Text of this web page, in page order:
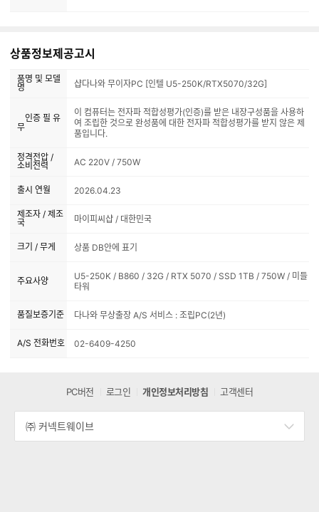
상품정보제공고시
품명 및 모델
명
샵다나와 무이자PC [인텔 U5-250K/RTX5070/32G]
인증 필 유
무
이 컴퓨터는 전자파 적합성평가(인증)를 받은 내장구성품을 사용하
여 조립한 것으로 완성품에 대한 전자파 적합성평가를 받지 않은 제
품입니다.
정격전압 /
소비전력
AC 220V / 750W
출시 연월 2026.04.23
제조자 / 제조
국
마이피씨샵 / 대한민국
크기 / 무게 상품 DB안에 표기
주요사양
U5-250K / B860 / 32G / RTX 5070 / SSD 1TB / 750W / 미들
타워
품질보증기준 다나와 무상출장 A/S 서비스 : 조립PC(2년)
A/S 전화번호 02-6409-4250
PC버전 로그인 개인정보처리방침 고객센터
㈜ 커넥트웨이브
세